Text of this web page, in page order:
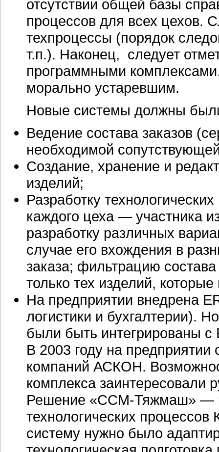
отсутствии общей базы
процессов для всех цехов.
техпроцессы (порядок
т.п.). Наконец, следует
программными
морально устаревшим.
Новые системы должны
Ведение состава заказов
необходимой
Создание, хранение и
изделий;
Разработку
каждого цеха — участника
разработку различных
случае его вхождения в
заказа; фильтрацию
только тех изделий,
На предприятии внедрена
логистики и бухгалтерии).
были быть интегрированы с
В 2003 году на предприятии
компаний АСКОН.
комплекса заинтересовали
Решение «ССМ-Тяжмаш» —
технологических
систему нужно было